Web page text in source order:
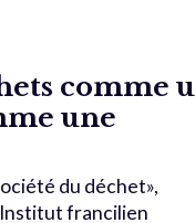
comme
une
du déchet»,
francilien